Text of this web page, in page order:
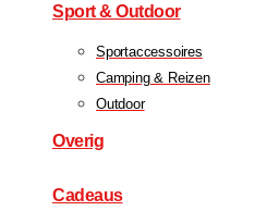
Sport & Outdoor
Sportaccessoires
Camping & Reizen
Outdoor
Overig
Cadeaus